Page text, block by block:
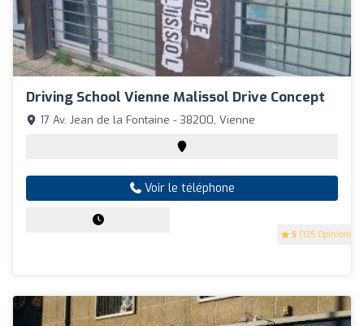
Driving School Vienne Malissol Drive Concept
5 (135 Opinions)
17 Av. Jean de la Fontaine - 38200, Vienne
Voir le téléphone